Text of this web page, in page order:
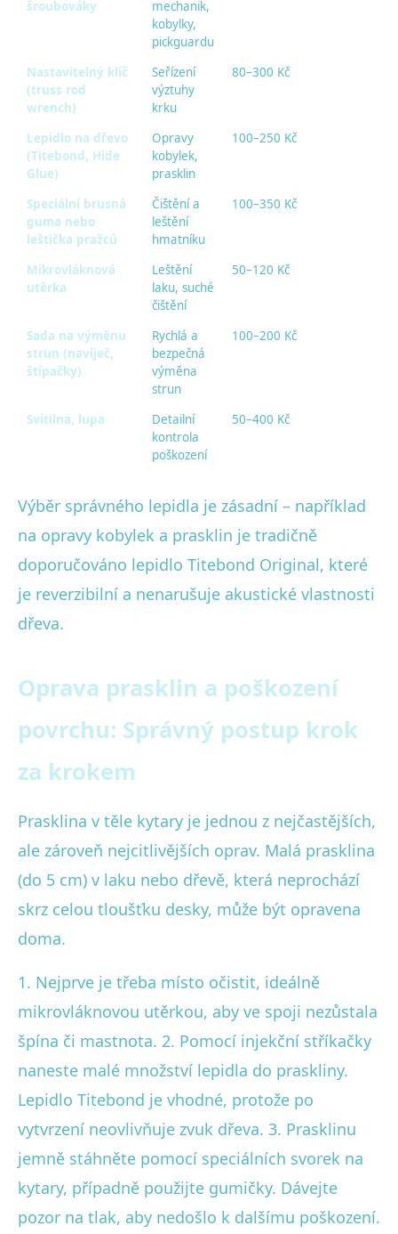
šroubováky
mechanik,
kobylky,
pickguardu
Nastavitelný klíč
(truss rod
wrench)
Seřízení
výztuhy
krku
80–300 Kč
Lepidlo na dřevo
(Titebond, Hide
Glue)
Opravy
kobylek,
prasklin
100–250 Kč
Speciální brusná
guma nebo
leštička pražců
Čištění a
leštění
hmatníku
100–350 Kč
Mikrovláknová
utěrka
Leštění
laku, suché
čištění
50–120 Kč
Sada na výměnu
strun (navíječ,
štípačky)
Rychlá a
bezpečná
výměna
strun
100–200 Kč
Svítilna, lupa
Detailní
kontrola
poškození
50–400 Kč
Výběr správného lepidla je zásadní – například
na opravy kobylek a prasklin je tradičně
doporučováno lepidlo Titebond Original, které
je reverzibilní a nenarušuje akustické vlastnosti
dřeva.
Oprava prasklin a poškození
povrchu: Správný postup krok
za krokem
Prasklina v těle kytary je jednou z nejčastějších,
ale zároveň nejcitlivějších oprav. Malá prasklina
(do 5 cm) v laku nebo dřevě, která neprochází
skrz celou tloušťku desky, může být opravena
doma.
1. Nejprve je třeba místo očistit, ideálně
mikrovláknovou utěrkou, aby ve spoji nezůstala
špína či mastnota. 2. Pomocí injekční stříkačky
naneste malé množství lepidla do praskliny.
Lepidlo Titebond je vhodné, protože po
vytvrzení neovlivňuje zvuk dřeva. 3. Prasklinu
jemně stáhněte pomocí speciálních svorek na
kytary, případně použijte gumičky. Dávejte
pozor na tlak, aby nedošlo k dalšímu poškození.